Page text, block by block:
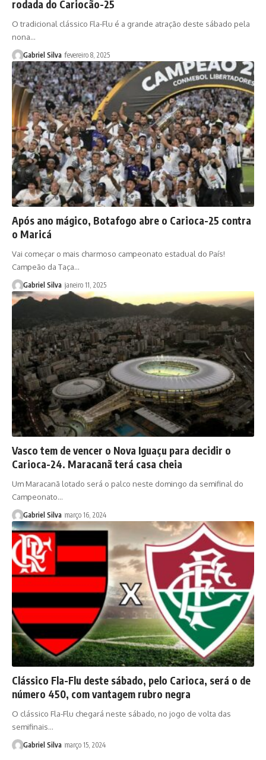
rodada do Cariocão-25
O tradicional clássico Fla-Flu é a grande atração deste sábado pela
nona…
Gabriel Silva fevereiro 8, 2025
Após ano mágico, Botafogo abre o Carioca-25 contra
o Maricá
Vai começar o mais charmoso campeonato estadual do País!
Campeão da Taça…
Gabriel Silva janeiro 11, 2025
Vasco tem de vencer o Nova Iguaçu para decidir o
Carioca-24. Maracanã terá casa cheia
Um Maracanã lotado será o palco neste domingo da semifinal do
Campeonato…
Gabriel Silva março 16, 2024
Clássico Fla-Flu deste sábado, pelo Carioca, será o de
número 450, com vantagem rubro negra
O clássico Fla-Flu chegará neste sábado, no jogo de volta das
semifinais…
Gabriel Silva março 15, 2024